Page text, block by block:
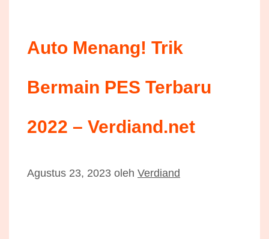
Auto Menang! Trik
Bermain PES Terbaru
2022 – Verdiand.net
Agustus 23, 2023 oleh Verdiand